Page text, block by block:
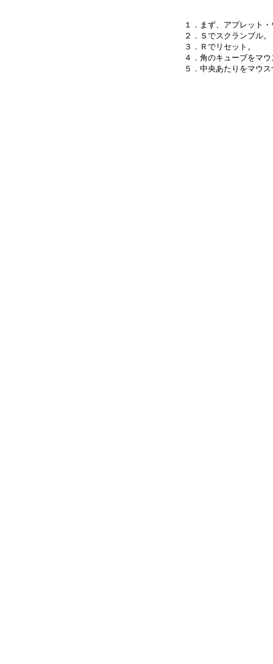
１．まず、アプレット
２．Ｓでスクランブル。
３．Ｒでリセット。
４．角のキューブをマ